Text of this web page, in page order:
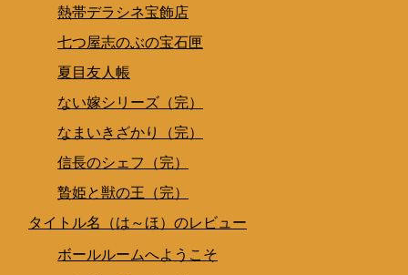
熱帯デラシネ宝飾店
七つ屋志のぶの宝石匣
夏目友人帳
ない嫁シリーズ（完）
なまいきざかり（完）
信長のシェフ（完）
贄姫と獣の王（完）
タイトル名（は～ほ）のレビュー
ボールルームへようこそ